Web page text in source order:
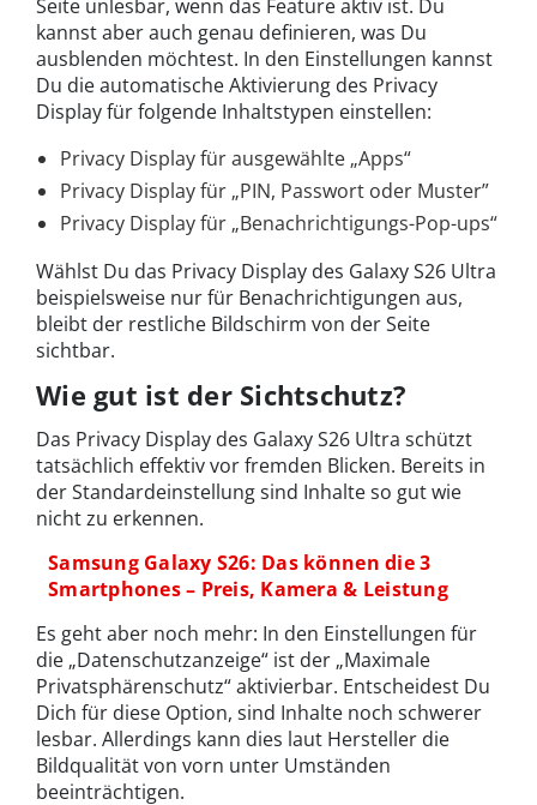
Seite unlesbar, wenn das Feature aktiv ist. Du
kannst aber auch genau definieren, was Du
ausblenden möchtest. In den Einstellungen kannst
Du die automatische Aktivierung des Privacy
Display für folgende Inhaltstypen einstellen:
Privacy Display für ausgewählte „Apps“
Privacy Display für „PIN, Passwort oder Muster”
Privacy Display für „Benachrichtigungs-Pop-ups“
Wählst Du das Privacy Display des Galaxy S26 Ultra
beispielsweise nur für Benachrichtigungen aus,
bleibt der restliche Bildschirm von der Seite
sichtbar.
Wie gut ist der Sichtschutz?
Das Privacy Display des Galaxy S26 Ultra schützt
tatsächlich effektiv vor fremden Blicken. Bereits in
der Standardeinstellung sind Inhalte so gut wie
nicht zu erkennen.
Samsung Galaxy S26: Das können die 3
Smartphones – Preis, Kamera & Leistung
Es geht aber noch mehr: In den Einstellungen für
die „Datenschutzanzeige“ ist der „Maximale
Privatsphärenschutz“ aktivierbar. Entscheidest Du
Dich für diese Option, sind Inhalte noch schwerer
lesbar. Allerdings kann dies laut Hersteller die
Bildqualität von vorn unter Umständen
beeinträchtigen.